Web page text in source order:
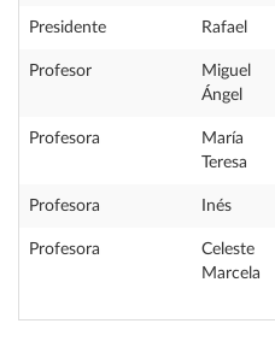
Presidente Rafael
Profesor
Miguel
Ángel
Profesora
María
Teresa
Profesora Inés
Profesora
Celeste
Marcela